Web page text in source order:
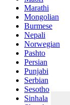
Marathi
Mongolian
Burmese
Nepali
Norwegian
Pashto
Persian
Punjabi
Serbian
Sesotho
Sinhala